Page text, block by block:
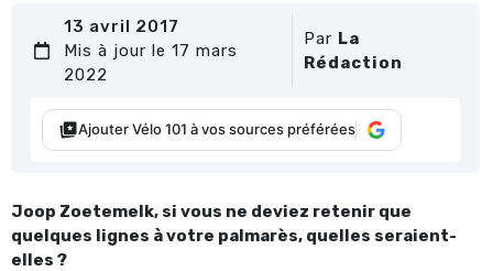
13 avril 2017
Mis à jour le 17 mars
2022
Par La
Rédaction
Ajouter Vélo 101 à vos sources préférées
Joop Zoetemelk, si vous ne deviez retenir que
quelques lignes à votre palmarès, quelles seraient-
elles ?